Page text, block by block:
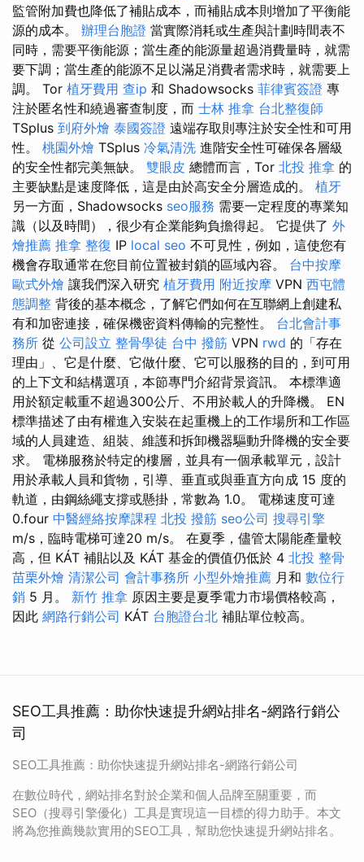
監管附加費也降低了補貼成本，而補貼成本則增加了平衡能
源的成本。 辦理台胞證 當實際消耗或生產與計劃時間表不
同時，需要平衡能源；當生產的能源量超過消費量時，就需
要下調；當生產的能源不足以滿足消費者需求時，就需要上
調。 Tor 植牙費用 查ip 和 Shadowsocks 菲律賓簽證 專
注於匿名性和繞過審查制度，而 士林 推拿 台北整復師
TSplus 到府外燴 泰國簽證 遠端存取則專注於安全性和可用
性。 桃園外燴 TSplus 冷氣清洗 進階安全性可確保各層級
的安全性都完美無缺。 雙眼皮 總體而言，Tor 北投 推拿 的
主要缺點是速度降低，這是由於高安全分層造成的。 植牙
另一方面，Shadowsocks seo服務 需要一定程度的專業知
識（以及時間），很少有企業能夠負擔得起。 它提供了 外
燴推薦 推拿 整復 IP local seo 不可見性，例如，這使您有
機會存取通常在您目前位置被封鎖的區域內容。 台中按摩
歐式外燴 讓我們深入研究 植牙費用 附近按摩 VPN 西屯體
態調整 背後的基本概念，了解它們如何在互聯網上創建私
有和加密連接，確保機密資料傳輸的完整性。 台北會計事
務所 從 公司設立 整骨學徒 台中 撥筋 VPN rwd 的「存在
理由」、它是什麼、它做什麼、它可以服務的目的，到可用
的上下文和結構選項，本節專門介紹背景資訊。 本標準適
用於額定載重不超過300公斤、不用於載人的升降機。 EN
標準描述了由有權進入安裝在起重機上的工作場所和工作區
域的人員建造、組裝、維護和拆卸機器驅動升降機的安全要
求。 電梯服務於特定的樓層，並具有一個承載單元，設計
用於承載人員和貨物，引導、垂直或與垂直方向成 15 度的
軌道，由鋼絲繩支撐或懸掛，常數為 1.0。 電梯速度可達
0.four 中醫經絡按摩課程 北投 撥筋 seo公司 搜尋引擎
m/s，臨時電梯可達20 m/s。 在夏季，儘管太陽能產量較
高，但 KÁT 補貼以及 KÁT 基金的價值仍低於 4 北投 整骨
苗栗外燴 清潔公司 會計事務所 小型外燴推薦 月和 數位行
銷 5 月。 新竹 推拿 原因主要是夏季電力市場價格較高，
因此 網路行銷公司 KÁT 台胞證台北 補貼單位較高。
SEO工具推薦：助你快速提升網站排名-網路行銷公
司
SEO工具推薦：助你快速提升網站排名-網路行銷公司
在數位時代，網站排名對於企業和個人品牌至關重要，而
SEO（搜尋引擎優化）工具是實現這一目標的得力助手。本文
將為您推薦幾款實用的SEO工具，幫助您快速提升網站排名。